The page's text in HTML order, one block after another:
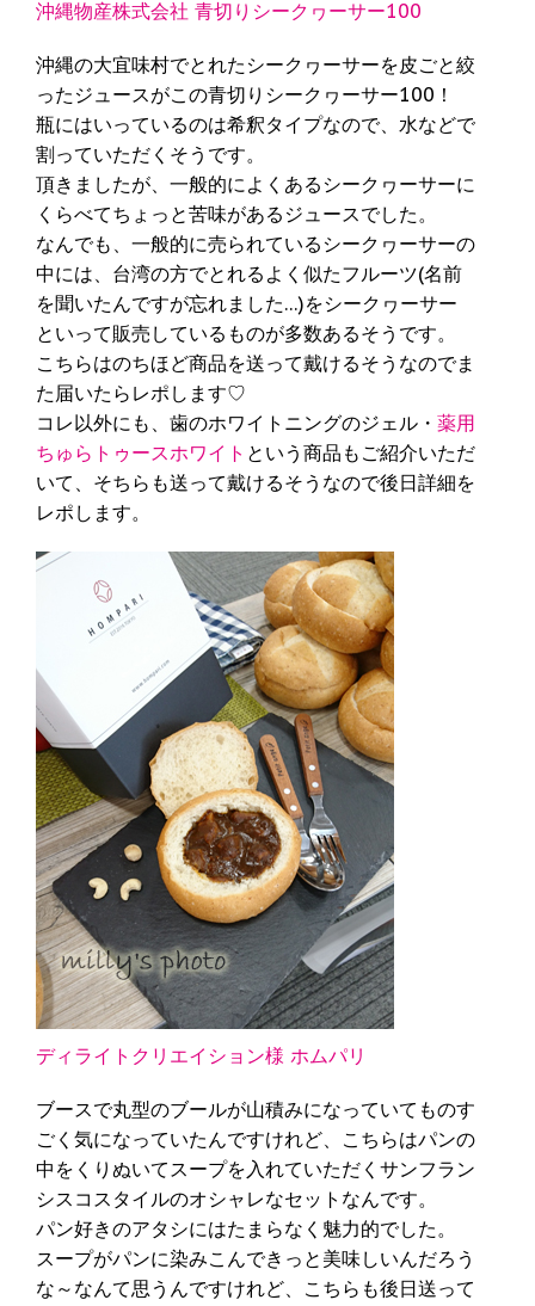
沖縄物産株式会社 青切りシークヮーサー100
沖縄の大宜味村でとれたシークヮーサーを皮ごと絞
ったジュースがこの青切りシークヮーサー100！
瓶にはいっているのは希釈タイプなので、水などで
割っていただくそうです。
頂きましたが、一般的によくあるシークヮーサーに
くらべてちょっと苦味があるジュースでした。
なんでも、一般的に売られているシークヮーサーの
中には、台湾の方でとれるよく似たフルーツ(名前
を聞いたんですが忘れました…)をシークヮーサー
といって販売しているものが多数あるそうです。
こちらはのちほど商品を送って戴けるそうなのでま
た届いたらレポします♡
コレ以外にも、歯のホワイトニングのジェル・ 薬用
ちゅらトゥースホワイト という商品もご紹介いただ
いて、そちらも送って戴けるそうなので後日詳細を
レポします。
ディライトクリエイション様 ホムパリ
ブースで丸型のブールが山積みになっていてものす
ごく気になっていたんですけれど、こちらはパンの
中をくりぬいてスープを入れていただくサンフラン
シスコスタイルのオシャレなセットなんです。
パン好きのアタシにはたまらなく魅力的でした。
スープがパンに染みこんできっと美味しいんだろう
な～なんて思うんですけれど、こちらも後日送って